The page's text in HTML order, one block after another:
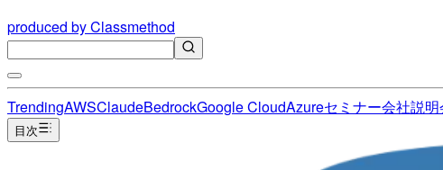
produced by Classmethod
TrendingAWSClaudeBedrockGoogle CloudAzureセミナー会社説明
目次